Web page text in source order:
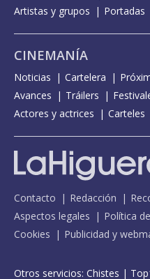
Artistas y grupos
Portadas
CINEMANÍA
Noticias Cartelera
Avances
Tráilers
Actores y actrices
Carteles
Contacto Redacción
Aspectos legales
Política
Cookies
Publicidad y
Otros servicios: Chistes |